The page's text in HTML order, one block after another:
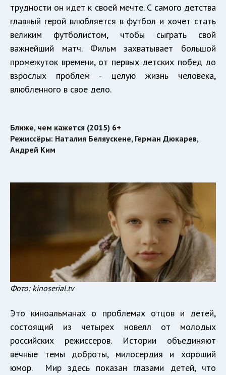
трудности он идет к своей мечте. С самого детства
главный герой влюбляется в футбол и хочет стать
великим футболистом, чтобы сыграть свой
важнейший матч. Фильм захватывает большой
промежуток времени, от первых детских побед до
взрослых проблем - целую жизнь человека,
влюбленного в свое дело.
Ближе, чем кажется (2015) 6+
Режиссёры: Наталия Беляускене, Герман Дюкарев,
Андрей Ким
Фото: kinoserial.tv
Это киноальманах о проблемах отцов и детей,
состоящий из четырех новелл от молодых
российских режиссеров. Истории объединяют
вечные темы доброты, милосердия и хороший
юмор. Мир здесь показан глазами детей, что